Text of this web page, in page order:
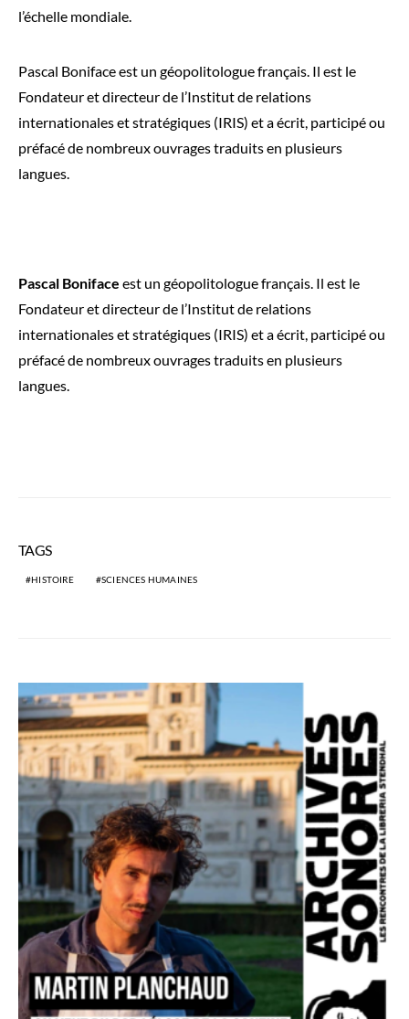
l’échelle mondiale.
Pascal Boniface est un géopolitologue français. Il est le
Fondateur et directeur de l’Institut de relations
internationales et stratégiques (IRIS) et a écrit, participé ou
préfacé de nombreux ouvrages traduits en plusieurs
langues.
Pascal Boniface est un géopolitologue français. Il est le
Fondateur et directeur de l’Institut de relations
internationales et stratégiques (IRIS) et a écrit, participé ou
préfacé de nombreux ouvrages traduits en plusieurs
langues.
TAGS
HISTOIRE SCIENCES HUMAINES